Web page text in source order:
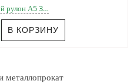
рулон А5 3…
металлопрокат